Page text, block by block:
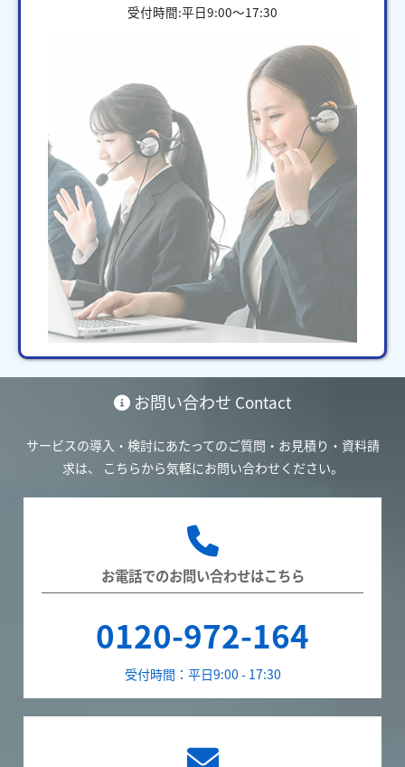
受付時間:平日9:00～17:30
お問い合わせ Contact
サービスの導入・検討にあたってのご質問・お見積り・資料請
求は、
こちらから気軽にお問い合わせください。
お電話でのお問い合わせはこちら
0120-972-164
受付時間：平日9:00 - 17:30